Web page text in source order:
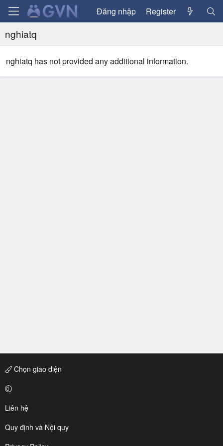
Đăng nhập Register
nghiatq
nghiatq has not provided any additional information.
Chọn giao diện
Liên hệ
Quy định và Nội quy